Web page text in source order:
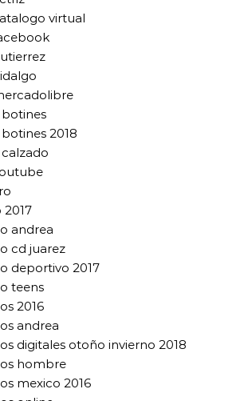
virtual
2018
andrea
cd juarez
deportivo 2017
teens
2016
andrea
digitales otoño invierno 2018
hombre
mexico 2016